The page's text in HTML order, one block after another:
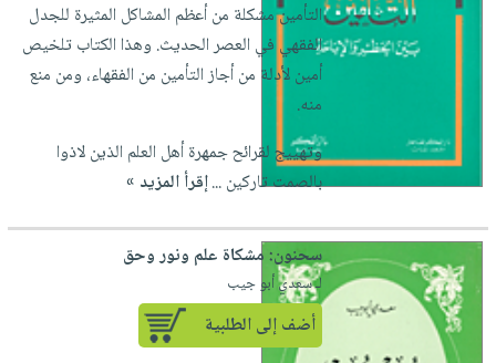
التأمين مشكلة من أعظم المشاكل المثيرة للجدل
الفقهي في العصر الحديث. وهذا الكتاب تلخيص
أمين لأدلة من أجاز التأمين من الفقهاء، ومن منع
منه.
وتهييج لقرائح جمهرة أهل العلم الذين لاذوا
بالصمت تاركين ...إقرأ المزيد »
سحنون: مشكاة علم ونور وحق
لـ سعدي أبو جيب
أضف إلى الطلبية